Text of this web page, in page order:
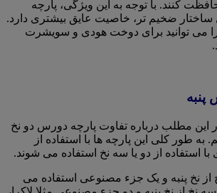
کنند. با توجه به این ویژگی، پارچه
ضخیم تر، خاصیت عایق بیشتری دارد.
را می توانید برای دوخت هودی و سویشرت
این مطلب درباره تفاوت پارچه دورس دو نخ
طور کلی این پارچه ها با استفاده از
با استفاده از دو یا سه نخ استفاده می شوند.
از نخ پنبه و یک جزء مصنوعی استفاده می